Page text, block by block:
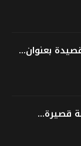
بعنوان...
قصيرة...